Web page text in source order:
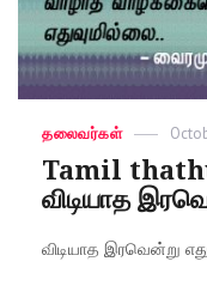
Categories
தலைவர்கள்
Tamil
விடியாத
விடியாத இரவென்று